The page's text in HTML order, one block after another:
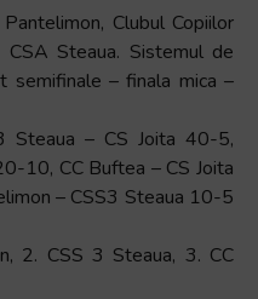
Clubul Copiilor
Steaua. Sistemul de
semifinale – finala mica –
Steaua – CS Joita 40-5,
10, CC Buftea – CS Joita
– CSS3 Steaua 10-5
2. CSS 3 Steaua, 3. CC